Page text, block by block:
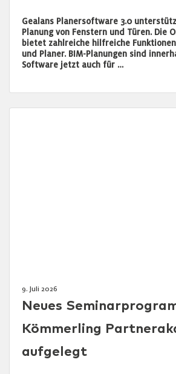
Gealans Planersoftware 3.0
Planung von Fenstern und Türen. Die
bietet zahlreiche hilfreiche
und Planer. BIM-Planungen sind
Software jetzt auch für …
9. Juli 2026
Neues
Kömmerling
aufgelegt